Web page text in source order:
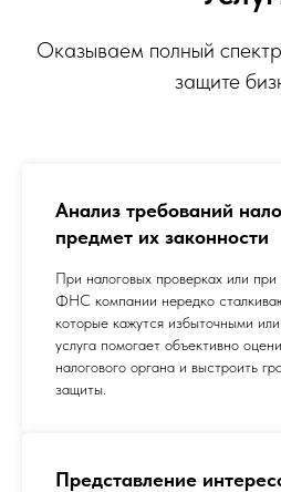
Оказываем полный спектр
защите
Анализ требований
предмет их законности
При налоговых проверках или
ФНС компании нередко
которые кажутся избыточными
услуга помогает объективно
налогового органа и выстроить
защиты.
Представление